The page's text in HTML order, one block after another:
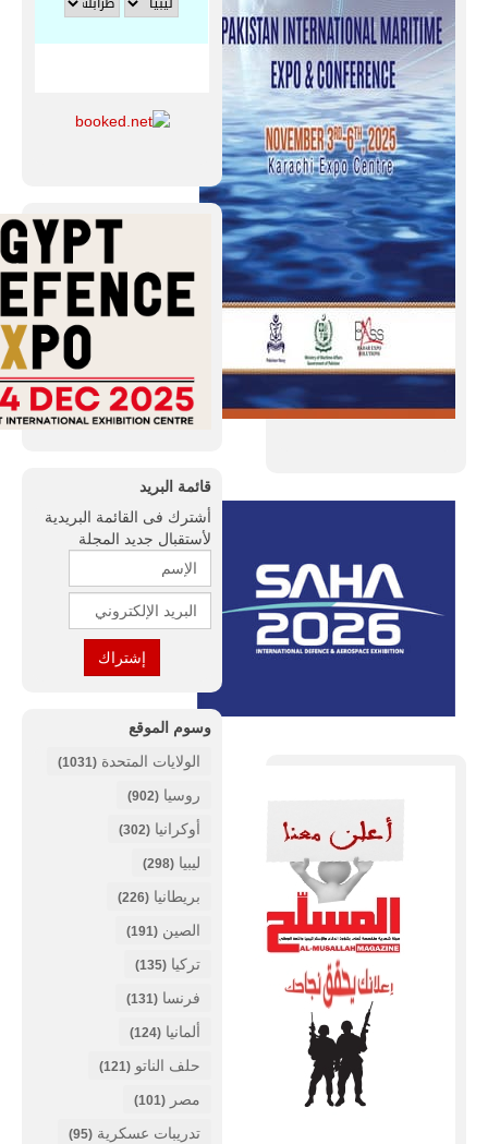
قائمة البريد
أشترك فى القائمة البريدية
لأستقبال جديد المجلة
وسوم الموقع
الولايات المتحدة (1031)
روسيا (902)
أوكرانيا (302)
ليبيا (298)
بريطانيا (226)
الصين (191)
تركيا (135)
فرنسا (131)
ألمانيا (124)
حلف الناتو (121)
مصر (101)
تدريبات عسكرية (95)